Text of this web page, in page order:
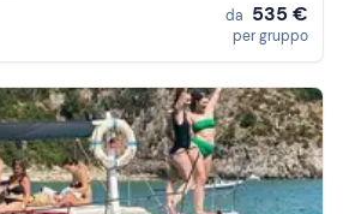
da 535 €
per gruppo